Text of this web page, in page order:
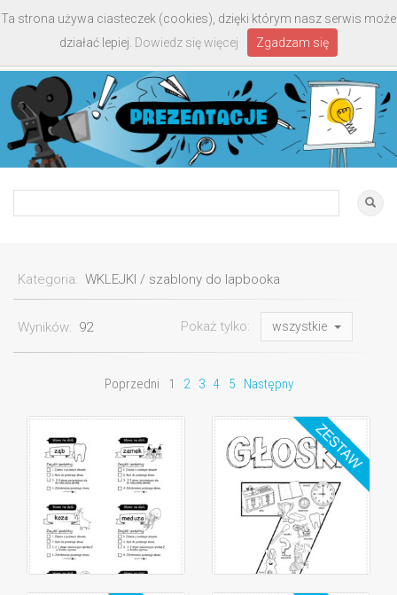
Kategoria: WKLEJKI / szablony do lapbooka
Wyników: 92 Pokaż tylko: wszystkie
Poprzedni 1 2 3 4 5 Następny
Ta strona używa ciasteczek (cookies), dzięki którym nasz serwis może
działać lepiej. Dowiedz się więcej Zgadzam się